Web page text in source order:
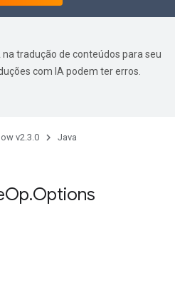
na tradução de conteúdos para seu
com IA podem ter erros.
v2.3.0 Java
Op.Options